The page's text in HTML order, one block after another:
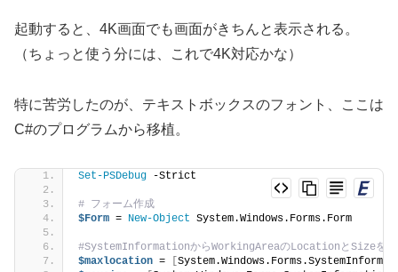
起動すると、4K画面でも画面がきちんと表示される。
（ちょっと使う分には、これで4K対応かな）
特に苦労したのが、テキストボックスのフォント、ここは
C#のプログラムから移植。
Set-PSDebug -Strict
# フォーム作成
$Form = New-Object System.Windows.Forms.Form
#SystemInformationからWorkingAreaのLocationとSizeを取
$maxlocation =